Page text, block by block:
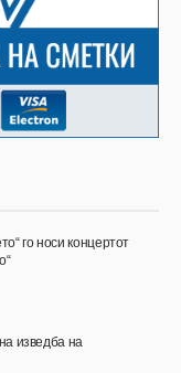
го носи концертот
изведба на